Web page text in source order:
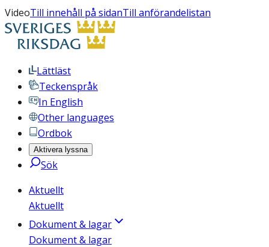
VideoTill innehåll på sidanTill anförandelistan
Lättläst
Teckenspråk
In English
Other languages
Ordbok
Aktivera lyssna
Sök
Aktuellt
Aktuellt
Dokument & lagar
Dokument & lagar